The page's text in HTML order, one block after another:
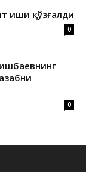
иши қўзғалди
0
0